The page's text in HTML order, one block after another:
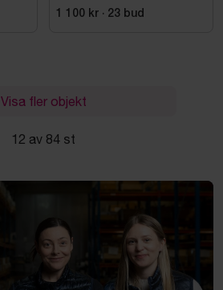
1 100 kr · 23 bud
Visa fler objekt
12 av 84 st